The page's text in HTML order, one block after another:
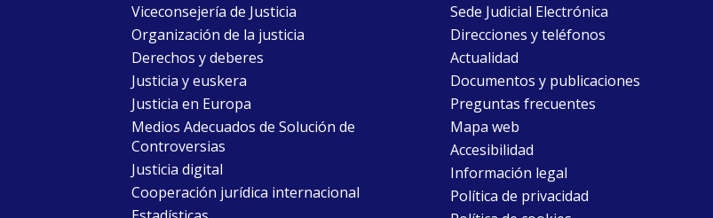
Viceconsejería de Justicia
Organización de la justicia
Derechos y deberes
Justicia y euskera
Justicia en Europa
Medios Adecuados de Solución de
Controversias
Justicia digital
Cooperación jurídica internacional
Sede Judicial Electrónica
Direcciones y teléfonos
Actualidad
Documentos y publicaciones
Preguntas frecuentes
Mapa web
Accesibilidad
Información legal
Política de privacidad